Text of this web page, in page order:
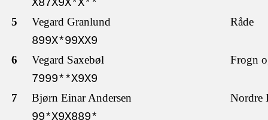
X87X9X*X**
5 Vegard Granlund Råde
899X*99XX9
6 Vegard Saxebøl Frogn
7999**X9X9
7 Bjørn Einar Andersen Nordre
99*X9X889*